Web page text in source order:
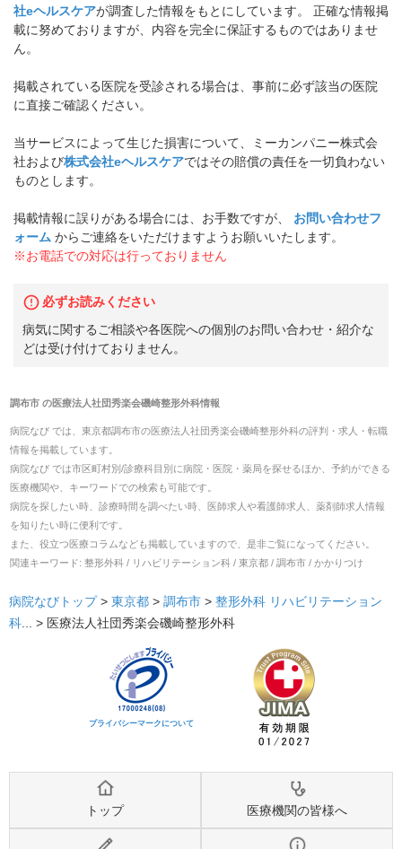
社eヘルスケアが調査した情報をもとにしています。 正確な情報掲
載に努めておりますが、内容を完全に保証するものではありませ
ん。
掲載されている医院を受診される場合は、事前に必ず該当の医院
に直接ご確認ください。
当サービスによって生じた損害について、ミーカンパニー株式会
社および株式会社eヘルスケアではその賠償の責任を一切負わない
ものとします。
掲載情報に誤りがある場合には、お手数ですが、
お問い合わせフ
ォーム からご連絡をいただけますようお願いいたします。
※お電話での対応は行っておりません
必ずお読みください
病気に関するご相談や各医院への個別のお問い合わせ・紹介な
どは受け付けておりません。
調布市の医療法人社団秀楽会磯崎整形外科情報
病院なび では、 東京都調布市の医療法人社団秀楽会磯崎整形外科の評判・求人・転職
情報を掲載しています。
病院なび では市区町村別/診療科目別に病院・医院・薬局を探せるほか、予約ができる
医療機関や、キーワードでの検索も可能です。
病院を探したい時、診療時間を調べたい時、医師求人や看護師求人、薬剤師求人情報
を知りたい時に便利です。
また、役立つ医療コラムなども掲載していますので、是非ご覧になってください。
関連キーワード: 整形外科 / リハビリテーション科 / 東京都 / 調布市 / かかりつけ
病院なびトップ > 東京都 > 調布市 > 整形外科 リハビリテーション
科... > 医療法人社団秀楽会磯崎整形外科
プライバシーマークについて
トップ 医療機関の皆様へ